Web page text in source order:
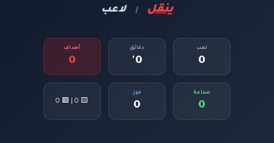
ينقل | لاعب
لعب
0
دقائق
0'
أهداف
0
صناعة
0
فوز
0
🟨 0 | 🟥 0